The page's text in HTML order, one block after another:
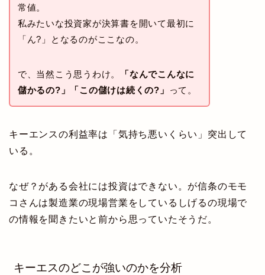
常値。
私みたいな投資家が決算書を開いて最初に
「ん?」となるのがここなの。
で、当然こう思うわけ。
「なんでこんなに
儲かるの?」「この儲けは続くの?」
って。
キーエンスの利益率は「気持ち悪いくらい」突出して
いる。
なぜ？がある会社には投資はできない。が信条のモモ
コさんは製造業の現場営業をしているしげるの現場で
の情報を聞きたいと前から思っていたそうだ。
キーエスのどこが強いのかを分析